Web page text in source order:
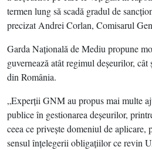
termen lung să scadă gradul de
precizat Andrei Corlan, Comisarul
Garda Naţională de Mediu propune
guvernează atât regimul deşeurilor,
din România.
„Experţii GNM au propus mai multe
publice în gestionarea deşeurilor,
ceea ce priveşte domeniul de
sensul înţelegerii obligaţiilor ce revin